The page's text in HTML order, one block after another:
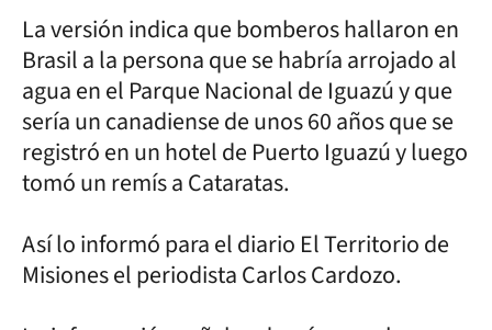
La versión indica que bomberos hallaron en
Brasil a la persona que se habría arrojado al
agua en el Parque Nacional de Iguazú y que
sería un canadiense de unos 60 años que se
registró en un hotel de Puerto Iguazú y luego
tomó un remís a Cataratas.
Así lo informó para el diario El Territorio de
Misiones el periodista Carlos Cardozo.